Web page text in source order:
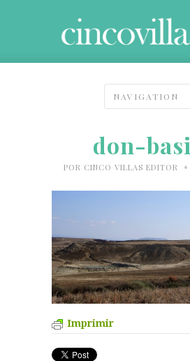
don-
POR CINCO VILLAS EDITOR •
Imprimir